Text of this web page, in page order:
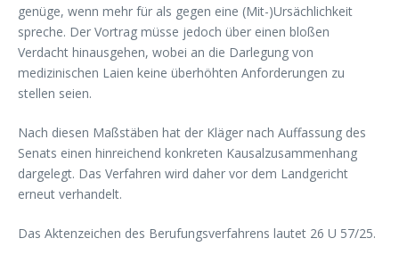
genüge, wenn mehr für als gegen eine (Mit-)Ursächlichkeit
spreche. Der Vortrag müsse jedoch über einen bloßen
Verdacht hinausgehen, wobei an die Darlegung von
medizinischen Laien keine überhöhten Anforderungen zu
stellen seien.
Nach diesen Maßstäben hat der Kläger nach Auffassung des
Senats einen hinreichend konkreten Kausalzusammenhang
dargelegt. Das Verfahren wird daher vor dem Landgericht
erneut verhandelt.
Das Aktenzeichen des Berufungsverfahrens lautet 26 U 57/25.